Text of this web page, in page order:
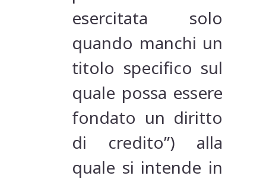
esercitata solo
quando manchi un
titolo specifico sul
quale possa essere
fondato un diritto
di credito”) alla
quale si intende in